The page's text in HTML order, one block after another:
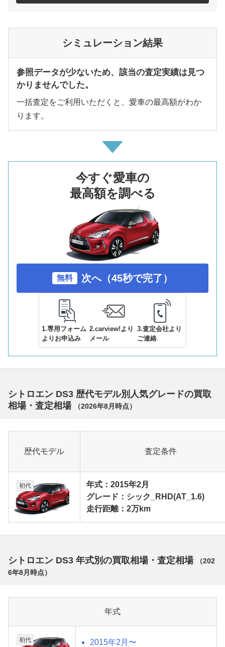
シミュレーション結果
参照データが少ないため、該当の査定実績は見つ
かりませんでした。
一括査定をご利用いただくと、愛車の最高額がわか
ります。
今すぐ愛車の
最高額を調べる
無料 次へ（45秒で完了）
1.専用フォーム
よりお申込み
2.carview!より
メール
3.査定会社より
ご連絡
シトロエン DS3 歴代モデル別人気グレードの買取
相場・査定相場
（2026年8月 時点）
歴代モデル 査定条件
初代
年式：2015年2月
グレード：シック_RHD(AT_1.6)
走行距離：2万km
シトロエン DS3 年式別の買取相場・査定相場 （202
6年8月 時点）
年式
初代 2015年2月〜